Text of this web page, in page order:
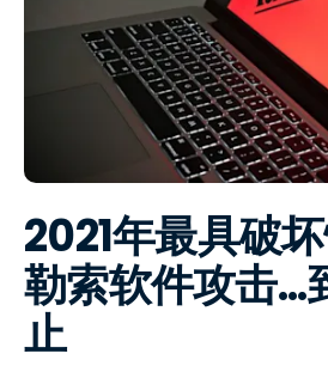
2021年最具破
勒索软件攻击...
止